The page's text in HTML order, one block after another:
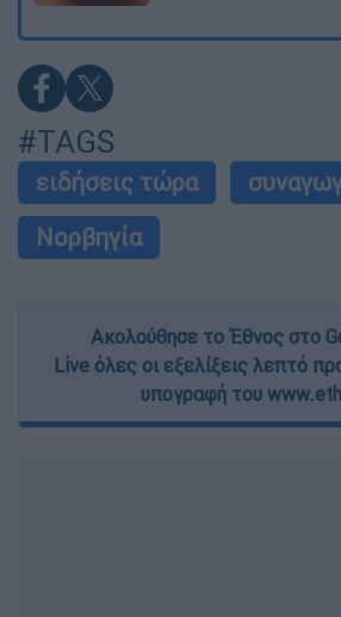
#TAGS
ειδήσεις τώρα
Νορβηγία
Ακολούθησε το Έθνος στο
Live όλες οι εξελίξεις λεπτό
υπογραφή του